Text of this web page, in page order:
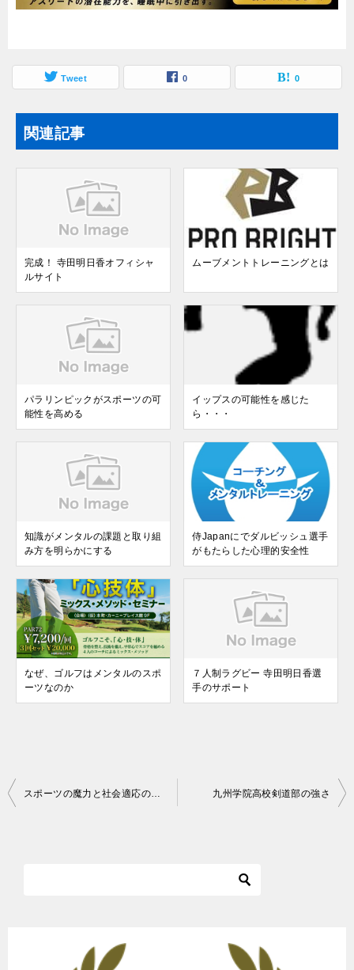
Tweet 0 0
関連記事
完成！ 寺田明日香オフィシャ
ルサイト
ムーブメントトレーニングとは
パラリンピックがスポーツの可
能性を高める
イップスの可能性を感じた
ら・・・
知識がメンタルの課題と取り組
み方を明らかにする
侍Japanにでダルビッシュ選手
がもたらした心理的安全性
なぜ、ゴルフはメンタルのスポ
ーツなのか
７人制ラグビー 寺田明日香選
手のサポート
投
九州学院高校剣道部の強さ